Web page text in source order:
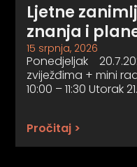
Ljetne
znanja i
15 srpnja, 2026
Ponedjeljak
zviježđima + mini
10:00 – 11:30 Utorak
Pročitaj >